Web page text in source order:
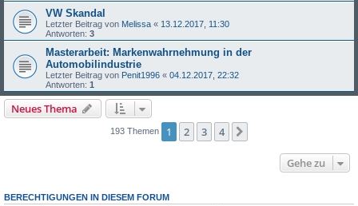
VW Skandal
Letzter Beitrag von Melissa « 13.12.2017, 11:30
Antworten: 3
Masterarbeit: Markenwahrnehmung in der
Automobilindustrie
Letzter Beitrag von Penit1996 « 04.12.2017, 22:32
Antworten: 1
Neues Thema
193 Themen 1 2 3 4
Gehe zu
BERECHTIGUNGEN IN DIESEM FORUM